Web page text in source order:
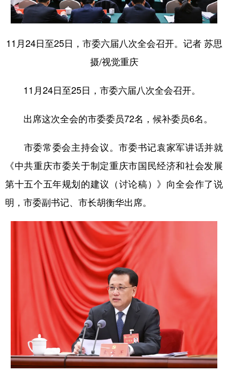
11月24日至25日，市委六届八次全会召开。记者 苏思
摄/视觉重庆
11月24日至25日，市委六届八次全会召开。
出席这次全会的市委委员72名，候补委员6名。
市委常委会主持会议。市委书记袁家军讲话并就
《中共重庆市委关于制定重庆市国民经济和社会发展
第十五个五年规划的建议（讨论稿）》向全会作了说
明，市委副书记、市长胡衡华出席。